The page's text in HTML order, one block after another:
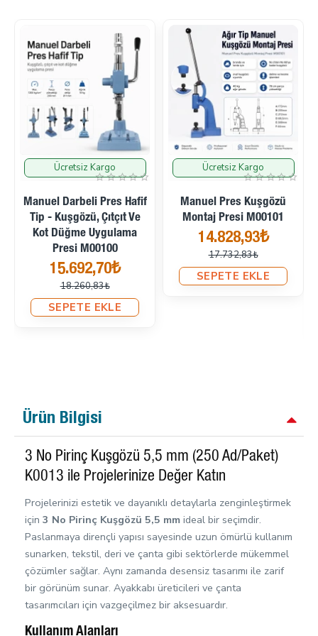
İndirimde
Ücretsiz Kargo
Manuel Darbeli Pres Hafif
Tip - Kuşgözü, Çıtçıt Ve
Kot Düğme Uygulama
Presi M00100
15.692,70₺
18.260,83₺
SEPETE EKLE
İndirimde
Ücretsiz Kargo
Manuel Pres Kuşgözü
Montaj Presi M00101
14.828,93₺
17.732,83₺
SEPETE EKLE
Ürün Bilgisi
3 No Pirinç Kuşgözü 5,5 mm (250 Ad/Paket)
K0013 ile Projelerinize Değer Katın
Projelerinizi estetik ve dayanıklı detaylarla zenginleştirmek
için 3 No Pirinç Kuşgözü 5,5 mm ideal bir seçimdir.
Paslanmaya dirençli yapısı sayesinde uzun ömürlü kullanım
sunarken, tekstil, deri ve çanta gibi sektörlerde mükemmel
çözümler sağlar. Aynı zamanda desensiz tasarımı ile zarif
bir görünüm sunar. Ayakkabı üreticileri ve çanta
tasarımcıları için vazgeçilmez bir aksesuardır.
Kullanım Alanları